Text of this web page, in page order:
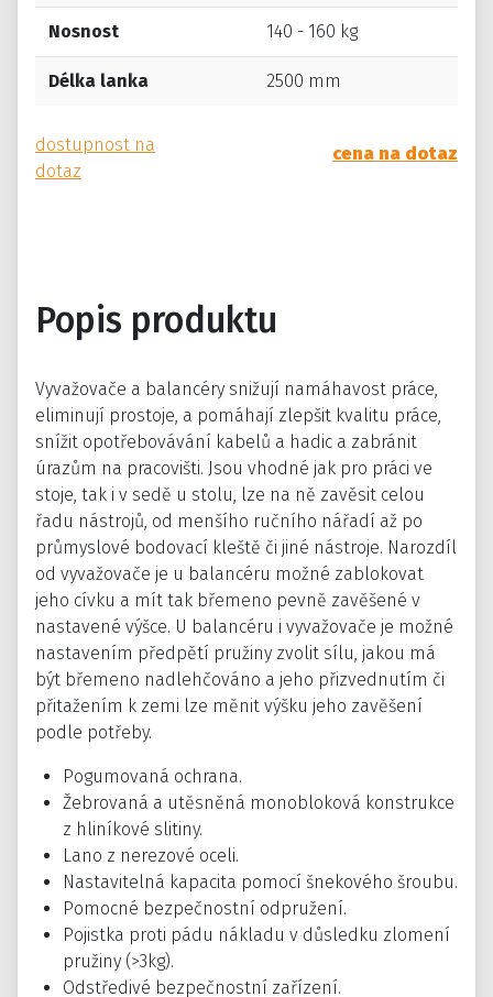
Nosnost 140 - 160 kg
Délka lanka 2500 mm
dostupnost na
dotaz
cena na dotaz
Popis produktu
Vyvažovače a balancéry snižují namáhavost práce,
eliminují prostoje, a pomáhají zlepšit kvalitu práce,
snížit opotřebovávání kabelů a hadic a zabránit
úrazům na pracovišti. Jsou vhodné jak pro práci ve
stoje, tak i v sedě u stolu, lze na ně zavěsit celou
řadu nástrojů, od menšího ručního nářadí až po
průmyslové bodovací kleště či jiné nástroje. Narozdíl
od vyvažovače je u balancéru možné zablokovat
jeho cívku a mít tak břemeno pevně zavěšené v
nastavené výšce. U balancéru i vyvažovače je možné
nastavením předpětí pružiny zvolit sílu, jakou má
být břemeno nadlehčováno a jeho přizvednutím či
přitažením k zemi lze měnit výšku jeho zavěšení
podle potřeby.
Pogumovaná ochrana.
Žebrovaná a utěsněná monobloková konstrukce
z hliníkové slitiny.
Lano z nerezové oceli.
Nastavitelná kapacita pomocí šnekového šroubu.
Pomocné bezpečnostní odpružení.
Pojistka proti pádu nákladu v důsledku zlomení
pružiny (>3kg).
Odstředivé bezpečnostní zařízení.